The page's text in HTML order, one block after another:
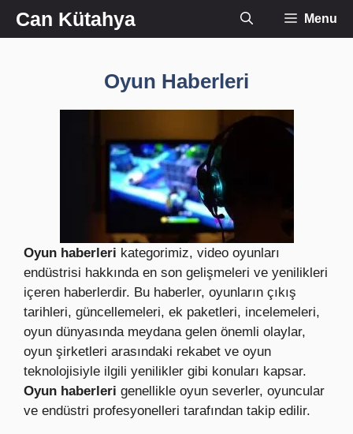
İçeriğe
atlaCan Kütahya Menu
Oyun Haberleri
Oyun haberleri kategorimiz, video oyunları
endüstrisi hakkında en son gelişmeleri ve yenilikleri
içeren haberlerdir. Bu haberler, oyunların çıkış
tarihleri, güncellemeleri, ek paketleri, incelemeleri,
oyun dünyasında meydana gelen önemli olaylar,
oyun şirketleri arasındaki rekabet ve oyun
teknolojisiyle ilgili yenilikler gibi konuları kapsar.
Oyun haberleri genellikle oyun severler, oyuncular
ve endüstri profesyonelleri tarafından takip edilir.